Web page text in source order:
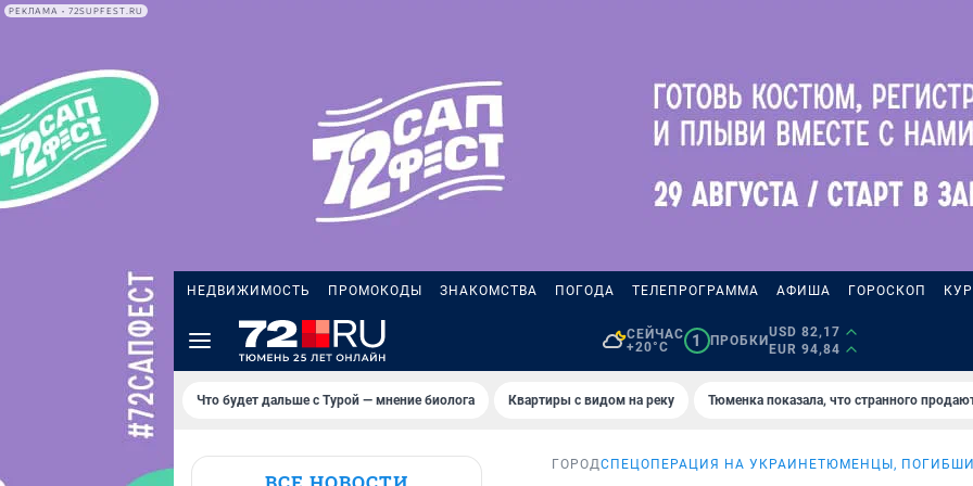
РЕКЛАМА • 72SUPFEST.RU
НЕДВИЖИМОСТЬ ПРОМОКОДЫ ЗНАКОМСТВА ПОГОДА ТЕЛЕПРОГРАММА АФИША ГОРОСКОП
СЕЙЧАС
+20°C
1 ПРОБКИ
USD 82,17
EUR 94,84
Что будет дальше с Турой — мнение биолога Квартиры с видом на реку Тюменка показала, что странного
ГОРОДСПЕЦОПЕРАЦИЯ НА УКРАИНЕТЮМЕНЦЫ,